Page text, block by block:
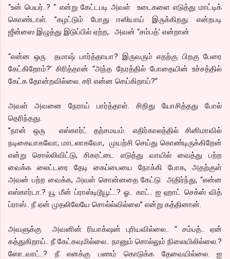
“உன் பெயர்..? “ என்று கேட்டபடி அவள் உடைகளை எடுத்து மாட்டிக்
கொண்டாள். ”கழட்டும் போது ஈஸியாய் இருக்கிறது. என்றபடி
ஜீன்ஸை இழுத்து இடுப்பில் ஏற்ற,. அவன் “சம்பத்’ என்றான்
“என்ன ஒரு தமாஷ் பார்த்தாயா? இருவரும் எதற்கு பிறகு பேரை
கேட்கிறோம்?’ சிரித்தான் “அந்த நேரத்தில் போதையின் உச்சத்தில்
கேட்க தோன்றவில்லை. சரி என்ன செய்கிறாய்?”
அவள் அவனை நேராய் பார்த்தாள். சிறிது யோசித்தது போல்
தெரிந்தது.
”நான் ஒரு எஸ்கார்ட் தற்சமயம். எதிர்காலத்தில் சினிமாவில்
நடிகையாகவோ, மாடலாகவோ, முயற்சி செய்து கொண்டிருக்கிறேன்
என்று சொல்லிவிட்டு, சிகரட்டை எடுத்து வாயில் வைத்து பற்ற
வைக்க லைட்டரை தேடி கைப்பையை நோக்கி போக, அதற்குள்
அவன் பற்ற வைக்க, அவள் சொன்னதை கேட்டு அதிர்ந்து, “என்ன
எஸ்கார்டா.? யூ மீன் ப்ராஸ்டிடூயூட்..? ஓ.. காட்.. ஐ ஹாட் செக்ஸ் வித்
ப்ராஸ்.. நீ ஏன் முதலிலேயே சொல்ல்வில்லை” என்று கத்தினான்.
அவளுக்கு அவனின் ரியாக்‌ஷன் புரியவில்லை.. “ சம்பத்.. ஏன்
கத்துகிறாய்.. நீ கேட்கவுமில்லை.. நானும் சொல்லும் நிலையிலில்லை.?
ஸோ..வாட்..? நீ எனக்கு பணம் கொடுக்க தேவையில்லை. ஐ